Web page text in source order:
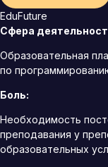
EduFuture
Сфера
Образовательная
по
Боль:
Необходимость
преподавания у
образовательных